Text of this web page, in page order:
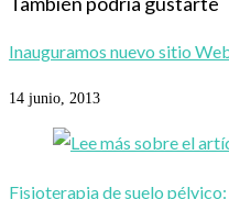
Inauguramos nuevo sitio
14 junio, 2013
Fisioterapia de suelo